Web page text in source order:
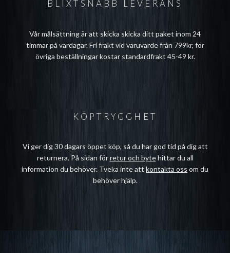
BLIXTSNABB LEVERANS
Vår målsättning är att skicka skicka ditt paket inom 24
timmar på vardagar. Fri frakt vid varuvärde från 799kr, för
övriga beställningar kostar standardfrakt 45-49 kr.
KÖPTRYGGHET
Vi ger dig 30 dagars öppet köp, så du har god tid på dig att
returnera. På sidan förretur och bytehittar du all
information du behöver. Tveka inte att kontakta oss om du
behöver hjälp.